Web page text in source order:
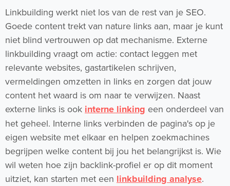
Linkbuilding werkt niet los van de rest van je SEO.
Goede content trekt van nature links aan, maar je kunt
niet blind vertrouwen op dat mechanisme. Externe
linkbuilding vraagt om actie: contact leggen met
relevante websites, gastartikelen schrijven,
vermeldingen omzetten in links en zorgen dat jouw
content het waard is om naar te verwijzen. Naast
externe links is ook interne linking een onderdeel van
het geheel. Interne links verbinden de pagina's op je
eigen website met elkaar en helpen zoekmachines
begrijpen welke content bij jou het belangrijkst is. Wie
wil weten hoe zijn backlink-profiel er op dit moment
uitziet, kan starten met een linkbuilding analyse.